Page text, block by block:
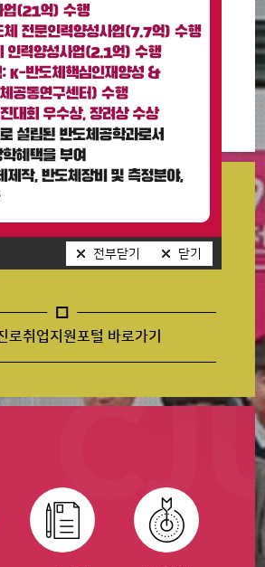
닫기 닫기
전부닫기 닫기
성적 증명서 제출 안내] 2025-12-30
[2025학년도 반도체 부트캠프 사업 만족도 조사 안내] 2025-12-15
[반도체부트캠프_2025학년도 2학기 학업 계획서 및 결과 보고서 제출 안내] 2025-12-10
반도체 제조공정 및 소부장 기술의 이해 교육 신청 안내 2025-12-05
) 취업관련 안내
로취업지원포털 바로가기